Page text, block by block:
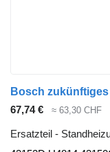
67,74 € ≈ 63,30 CHF
Ersatzteil -